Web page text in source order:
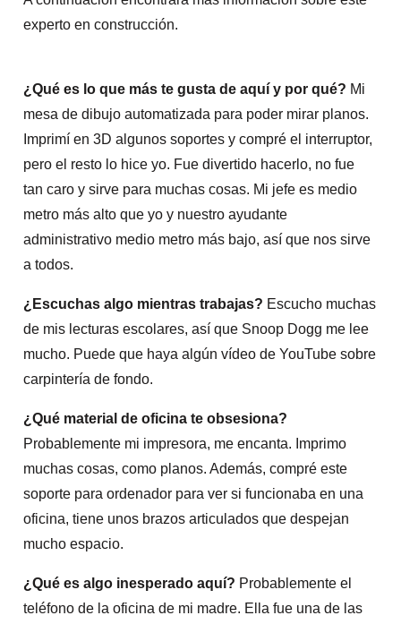
experto en construcción.
¿Qué es lo que más te gusta de aquí y por qué? Mi
mesa de dibujo automatizada para poder mirar planos.
Imprimí en 3D algunos soportes y compré el interruptor,
pero el resto lo hice yo. Fue divertido hacerlo, no fue
tan caro y sirve para muchas cosas. Mi jefe es medio
metro más alto que yo y nuestro ayudante
administrativo medio metro más bajo, así que nos sirve
a todos.
¿Escuchas algo mientras trabajas? Escucho muchas
de mis lecturas escolares, así que Snoop Dogg me lee
mucho. Puede que haya algún vídeo de YouTube sobre
carpintería de fondo.
¿Qué material de oficina te obsesiona?
Probablemente mi impresora, me encanta. Imprimo
muchas cosas, como planos. Además, compré este
soporte para ordenador para ver si funcionaba en una
oficina, tiene unos brazos articulados que despejan
mucho espacio.
¿Qué es algo inesperado aquí? Probablemente el
teléfono de la oficina de mi madre. Ella fue una de las